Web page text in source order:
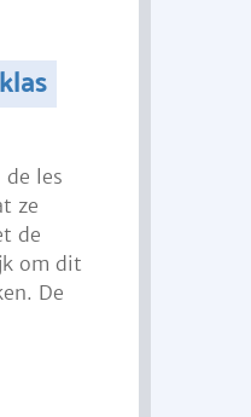
les
ze
de
om dit
De